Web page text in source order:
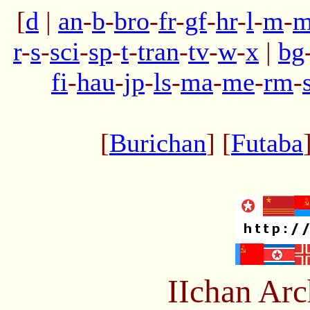
[d | an-b-bro-fr-gf-hr-l-m-
r-s-sci-sp-t-tran-tv-w-x | bg
fi-hau-jp-ls-ma-me-rm-
[Burichan] [Futaba
IIchan